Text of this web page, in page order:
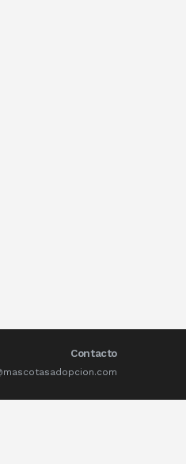
Contacto